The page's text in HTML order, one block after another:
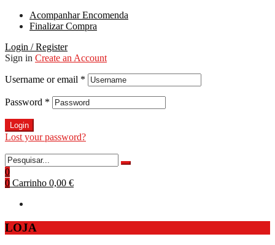
Acompanhar Encomenda
Finalizar Compra
Login / Register
Sign in Create an Account
Username or email *
Password *
Login
Lost your password?
0
0 Carrinho 0,00 €
LOJA